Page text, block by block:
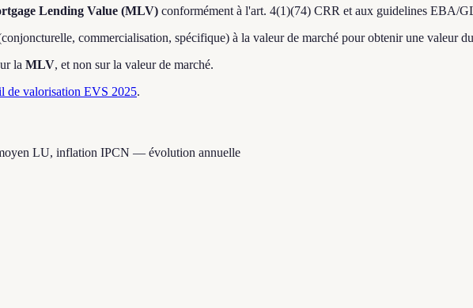
Lending Value (MLV) conformément à l'art. 4(1)(74) CRR et aux guidelines EBA/
commercialisation, spécifique) à la valeur de marché pour obtenir une valeur
la MLV, et non sur la valeur de marché.
de valorisation EVS 2025.
LU, inflation IPCN — évolution annuelle